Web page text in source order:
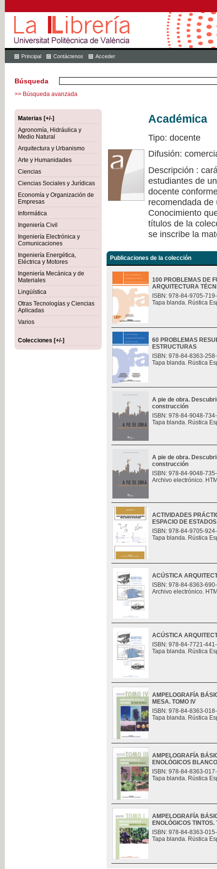
Principal Contáctenos Acceder
Búsqueda
>> Búsqueda avanzada
Materias [+/-]
Agronomía, Hidráulica y
Medio Natural
Arquitectura y Urbanismo
Arte y Humanidades
Ciencias
Ciencias Sociales y Jurídicas
Economía y Organización de
Empresas
Informática
Ingeniería Civil
Ingeniería Electrónica y
Comunicaciones
Ingeniería Energética,
Eléctrica y Motores
Ingeniería Mecánica y de
Materiales
Lingüística
Otras Tecnologías y Ciencias
Aplicadas
Varios
Colecciones [+/-]
Académica
Tipo: docente
Difusión:
Descripción :
estudiantes de
docente
recomendada
Conocimiento
títulos de la
se inscribe la
Publicaciones de la colección
100 PROBLEMAS DE
ARQUITECTURA
ISBN: 978-84-9705-
Tapa blanda. Rústica
60 PROBLEMAS
ESTRUCTURAS
ISBN: 978-84-8363-
Tapa blanda. Rústica
A pie de obra.
construcción
ISBN: 978-84-9048-
Tapa blanda. Rústica
A pie de obra.
construcción
ISBN: 978-84-9048-
Archivo electrónico.
ACTIVIDADES
ESPACIO DE ESTADOS
ISBN: 978-84-9705-
Tapa blanda. Rústica
ACÚSTICA
ISBN: 978-84-8363-
Archivo electrónico.
ACÚSTICA
ISBN: 978-84-7721-
Tapa blanda. Rústica
AMPELOGRAFÍA
MESA. TOMO IV
ISBN: 978-84-8363-
Tapa blanda. Rústica
AMPELOGRAFÍA
ENOLÓGICOS
ISBN: 978-84-8363-
Tapa blanda. Rústica
AMPELOGRAFÍA
ENOLÓGICOS TINTOS.
ISBN: 978-84-8363-
Tapa blanda. Rústica